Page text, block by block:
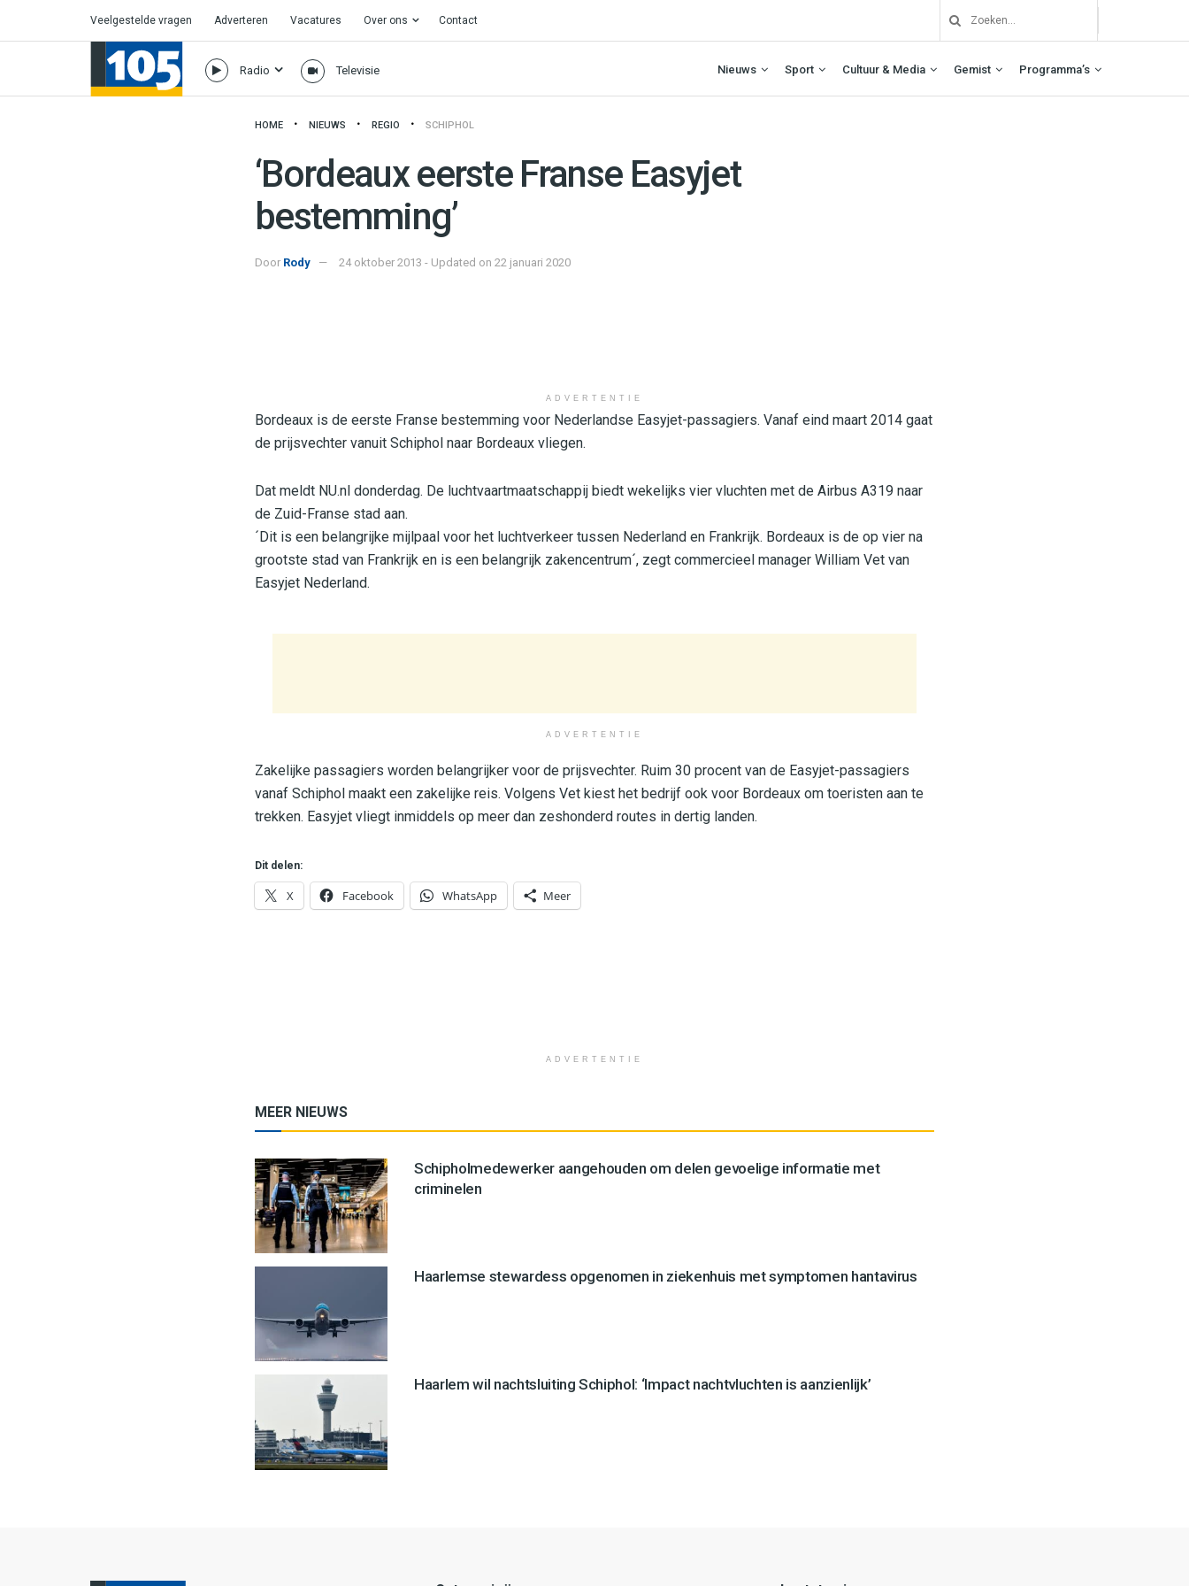
Veelgestelde vragen Adverteren Vacatures Over ons Contact
Radio Televisie Nieuws Sport Cultuur & Media Gemist Programma’s
HOME NIEUWS REGIO SCHIPHOL
‘Bordeaux eerste Franse Easyjet
bestemming’
Door Rody 24 oktober 2013 - Updated on 22 januari 2020
ADVERTENTIE
Bordeaux is de eerste Franse bestemming voor Nederlandse Easyjet-passagiers. Vanaf eind maart 2014 gaat
de prijsvechter vanuit Schiphol naar Bordeaux vliegen.
Dat meldt NU.nl donderdag. De luchtvaartmaatschappij biedt wekelijks vier vluchten met de Airbus A319 naar
de Zuid-Franse stad aan.
´Dit is een belangrijke mijlpaal voor het luchtverkeer tussen Nederland en Frankrijk. Bordeaux is de op vier na
grootste stad van Frankrijk en is een belangrijk zakencentrum´, zegt commercieel manager William Vet van
Easyjet Nederland.
ADVERTENTIE
Zakelijke passagiers worden belangrijker voor de prijsvechter. Ruim 30 procent van de Easyjet-passagiers
vanaf Schiphol maakt een zakelijke reis. Volgens Vet kiest het bedrijf ook voor Bordeaux om toeristen aan te
trekken. Easyjet vliegt inmiddels op meer dan zeshonderd routes in dertig landen.
Dit delen:
X Facebook WhatsApp Meer
ADVERTENTIE
MEER NIEUWS
Schipholmedewerker aangehouden om delen gevoelige informatie met
criminelen
Haarlemse stewardess opgenomen in ziekenhuis met symptomen hantavirus
Haarlem wil nachtsluiting Schiphol: ‘Impact nachtvluchten is aanzienlijk’